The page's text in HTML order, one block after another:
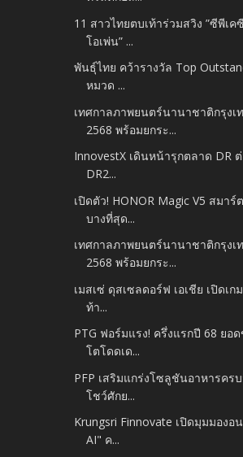
11 สาวไทยตบเท้าร่วมสวิง ”ซีพีเค
โอเพ่น” ...
พันธุ์ไทย คว้ารางวัล Top
หมวด ...
เทศกาลภาพยนตร์นานาชาติกรุงเ
2568 พร้อมยกระ...
InnovestX เดินหน้ารุกตลาด DR
DR2...
เปิดตัว! HONOR Magic V5 สมา
บางที่สุด...
เทศกาลภาพยนตร์นานาชาติกรุงเ
2568 พร้อมยกระ...
เมสเซ่ ดุสเซลดอร์ฟ เอเชีย เปิดเก
ท้า...
PTG ฟอร์มแรง! ครึ่งแรกปี 68 ยอ
โตโดดเด...
PFP เสริมแกร่งโซลูชันอาหารคร
โชว์ศักย...
Krungsri Finnovate เปิดมุมมองอ
AI" ค...